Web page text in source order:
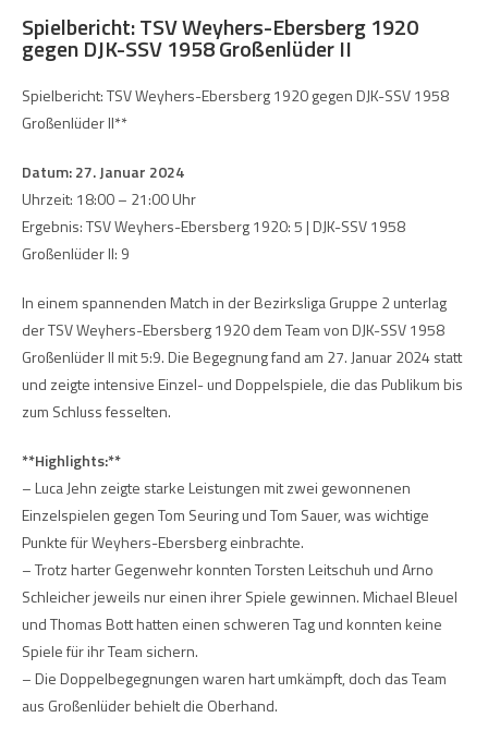
Spielbericht: TSV Weyhers-Ebersberg 1920
gegen DJK-SSV 1958 Großenlüder II
Spielbericht: TSV Weyhers-Ebersberg 1920 gegen DJK-SSV 1958
Großenlüder II**
Datum: 27. Januar 2024
Uhrzeit: 18:00 – 21:00 Uhr
Ergebnis: TSV Weyhers-Ebersberg 1920: 5 | DJK-SSV 1958
Großenlüder II: 9
In einem spannenden Match in der Bezirksliga Gruppe 2 unterlag
der TSV Weyhers-Ebersberg 1920 dem Team von DJK-SSV 1958
Großenlüder II mit 5:9. Die Begegnung fand am 27. Januar 2024 statt
und zeigte intensive Einzel- und Doppelspiele, die das Publikum bis
zum Schluss fesselten.
**Highlights:**
– Luca Jehn zeigte starke Leistungen mit zwei gewonnenen
Einzelspielen gegen Tom Seuring und Tom Sauer, was wichtige
Punkte für Weyhers-Ebersberg einbrachte.
– Trotz harter Gegenwehr konnten Torsten Leitschuh und Arno
Schleicher jeweils nur einen ihrer Spiele gewinnen. Michael Bleuel
und Thomas Bott hatten einen schweren Tag und konnten keine
Spiele für ihr Team sichern.
– Die Doppelbegegnungen waren hart umkämpft, doch das Team
aus Großenlüder behielt die Oberhand.